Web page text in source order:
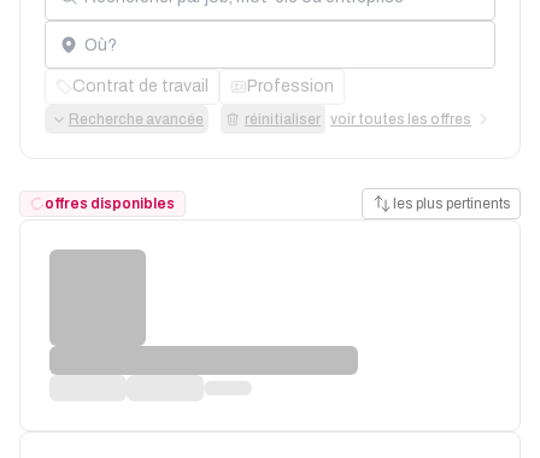
Localisation
Contrat de travail Profession
Recherche avancée réinitialiser voir toutes les offres
offres disponibles les plus pertinents